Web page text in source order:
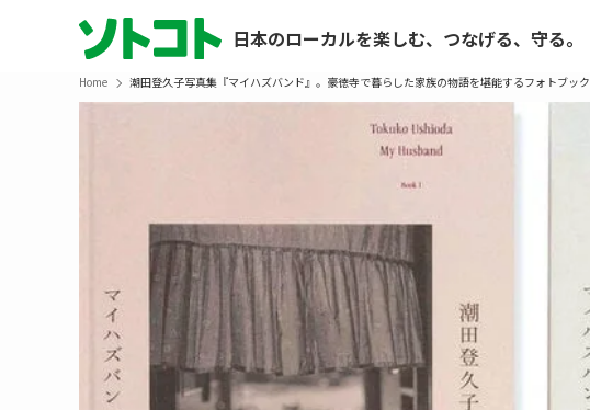
日本のローカルを楽しむ、つなげる、守る。
Home 潮田登久子写真集『マイハズバンド』。豪徳寺で暮らした家族の物語を堪能するフォトブック